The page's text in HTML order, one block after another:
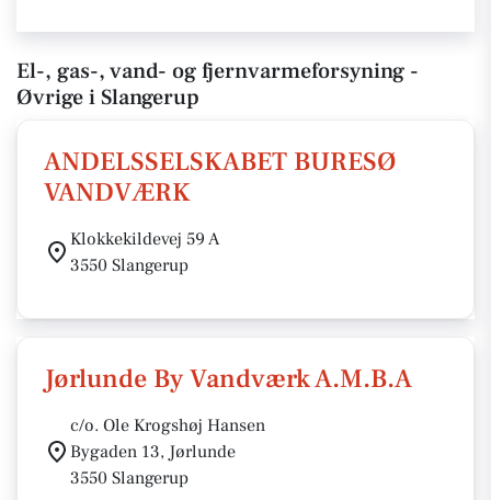
El-, gas-, vand- og fjernvarmeforsyning -
Øvrige i Slangerup
ANDELSSELSKABET BURESØ
VANDVÆRK
Klokkekildevej 59 A
3550 Slangerup
Jørlunde By Vandværk A.M.B.A
c/o. Ole Krogshøj Hansen
Bygaden 13, Jørlunde
3550 Slangerup